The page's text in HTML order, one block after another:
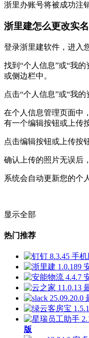
浙里办账号将被成功注销
浙里建怎么更改实
登录浙里建软件，进入
找到“个人信息”或“我
或侧边栏中。
点击“个人信息”或“我
在个人信息管理页面中
有一个编辑按钮或上传
点击编辑按钮或上传按
确认上传的照片无误后
系统会自动更新您的个
显示全部
热门推荐
版